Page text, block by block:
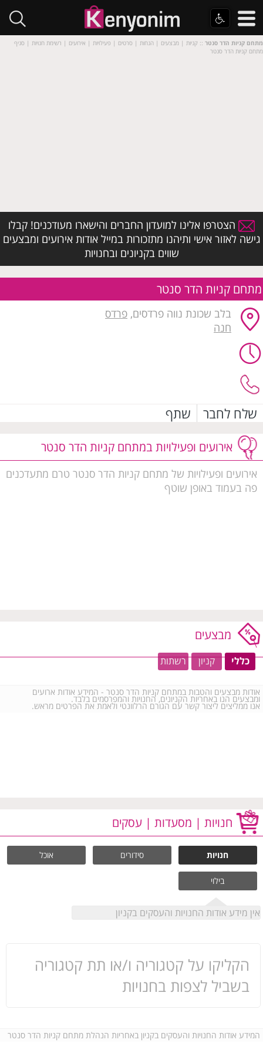
מתחם קניות הדר סנטר :: קניות | מבצעים | הנחות | סרטים | פעילויות | אירועים | רשימת חנויות | סניף
מתחם קניות הדר סנטר
הצטרפו אלינו למועדון החברים והישארו מעודכנים! קבלו
גישה לאזור אישי ותיהנו מתזכורות במייל אודות אירועים ומבצעים
שווים בקניונים ובחנויות
מתחם קניות הדר סנטר
בלב שכונת נווה פרדסים, פרדס
חנה
שלח לחבר שתף
אירועים ופעילויות במתחם קניות הדר סנטר
אירועים ופעילויות של מתחם קניות הדר סנטר טרם מתעדכנים
פה בעמוד באופן שוטף
מבצעים
כללי קניון רשתות
אודות מבצעים והטבות במתחם קניות הדר סנטר - המידע אודות ארועים
ומבצעים הנו באחריות הקניונים, החנויות והמפרסמים בלבד.
אנו ממליצים ליצור קשר עם הגורם הרלוונטי ולאמת את הפרטים מראש.
חנויות | מסעדות | עסקים
חנויות סידורים אוכל
בילוי
אין מידע אודות החנויות והעסקים בקניון
הקליקו על קטגוריה ו/או תת קטגוריה
בשביל לצפות בחנויות
המידע אודות החנויות והעסקים בקניון באחריות הנהלת מתחם קניות הדר סנטר